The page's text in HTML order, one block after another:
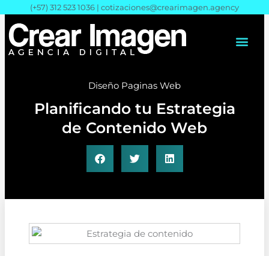
contenido
(+57) 312 523 1036 | cotizaciones@crearimagen.agency
Diseño Paginas Web
Planificando tu Estrategia
de Contenido Web